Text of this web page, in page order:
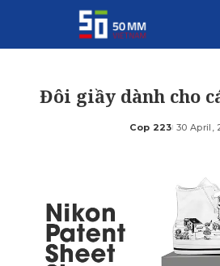
Đôi giầy dành cho
Posted
Cop 223 30 April,